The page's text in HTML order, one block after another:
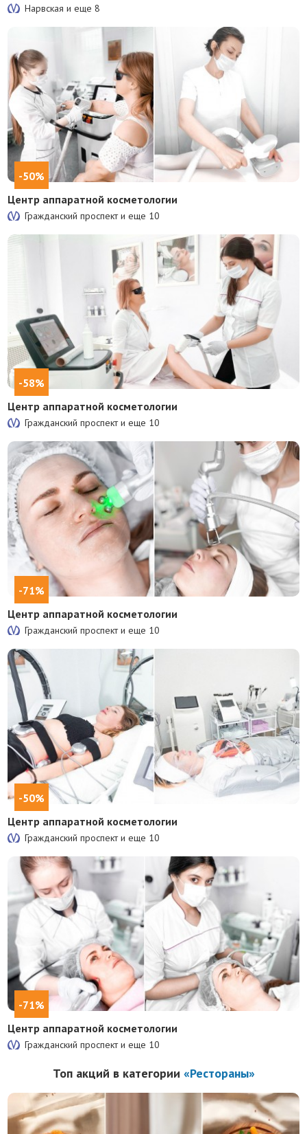
Нарвская и еще8
-50%
Центр аппаратной косметологии
Гражданский проспект и еще 10
-58%
Центр аппаратной косметологии
Гражданский проспект и еще 10
-71%
Центр аппаратной косметологии
Гражданский проспект и еще 10
-50%
Центр аппаратной косметологии
Гражданский проспект и еще 10
-71%
Центр аппаратной косметологии
Гражданский проспект и еще 10
Топ акций в категории «Рестораны»